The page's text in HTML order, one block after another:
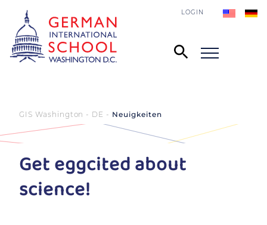
LOGIN
GIS Washington - DE Neuigkeiten
Get eggcited about
science!